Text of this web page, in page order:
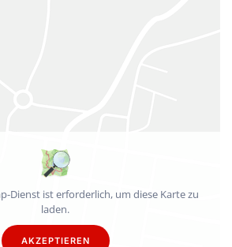
Dienst ist erforderlich, um diese Karte zu
laden.
AKZEPTIEREN